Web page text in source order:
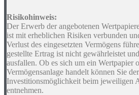
Risikohinweis:
Der Erwerb der angebotenen
ist mit erheblichen Risiken verbunden
Verlust des eingesetzten Vermögens
gestellte Ertrag ist nicht gewährleistet
ausfallen. Ob es sich um ein Wertpapier
Vermögensanlage handelt können Sie
Investitionsmöglichkeit beim jeweiligen
entnehmen.